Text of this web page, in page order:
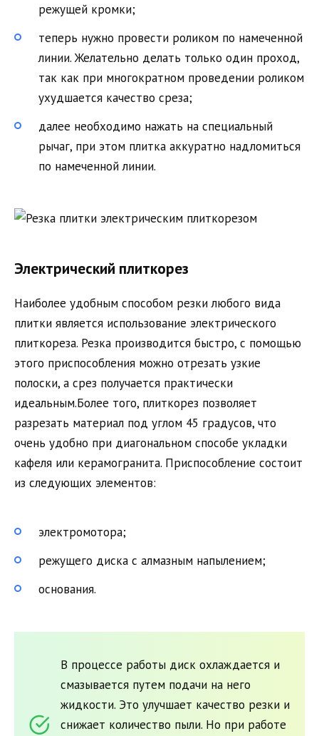
режущей кромки;
теперь нужно провести роликом по намеченной
линии. Желательно делать только один проход,
так как при многократном проведении роликом
ухудшается качество среза;
далее необходимо нажать на специальный
рычаг, при этом плитка аккуратно надломиться
по намеченной линии.
Электрический плиткорез
Наиболее удобным способом резки любого вида
плитки является использование электрического
плиткореза. Резка производится быстро, с помощью
этого приспособления можно отрезать узкие
полоски, а срез получается практически
идеальным.Более того, плиткорез позволяет
разрезать материал под углом 45 градусов, что
очень удобно при диагональном способе укладки
кафеля или керамогранита. Приспособление состоит
из следующих элементов:
электромотора;
режущего диска с алмазным напылением;
основания.
В процессе работы диск охлаждается и
смазывается путем подачи на него
жидкости. Это улучшает качество резки и
снижает количество пыли. Но при работе